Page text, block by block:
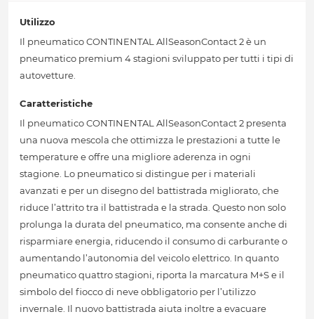
Utilizzo
Il pneumatico CONTINENTAL AllSeasonContact 2 è un
pneumatico premium 4 stagioni sviluppato per tutti i tipi di
autovetture.
Caratteristiche
Il pneumatico CONTINENTAL AllSeasonContact 2 presenta
una nuova mescola che ottimizza le prestazioni a tutte le
temperature e offre una migliore aderenza in ogni
stagione. Lo pneumatico si distingue per i materiali
avanzati e per un disegno del battistrada migliorato, che
riduce l’attrito tra il battistrada e la strada. Questo non solo
prolunga la durata del pneumatico, ma consente anche di
risparmiare energia, riducendo il consumo di carburante o
aumentando l’autonomia del veicolo elettrico. In quanto
pneumatico quattro stagioni, riporta la marcatura M+S e il
simbolo del fiocco di neve obbligatorio per l’utilizzo
invernale. Il nuovo battistrada aiuta inoltre a evacuare